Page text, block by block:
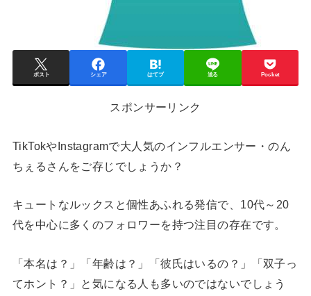
ポスト シェア はてブ 送る Pocket
スポンサーリンク
TikTokやInstagramで大人気のインフルエンサー・のん
ちぇるさんをご存じでしょうか？
キュートなルックスと個性あふれる発信で、10代～20
代を中心に多くのフォロワーを持つ注目の存在です。
「本名は？」「年齢は？」「彼氏はいるの？」「双子っ
てホント？」と気になる人も多いのではないでしょう